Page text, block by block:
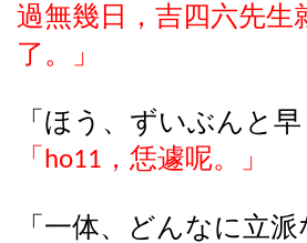
過無幾日，吉四六先生
了。
」
「 ほう 、 ずいぶんと 早
「 ho11 ，恁遽呢。 」
「一体、どんなに立